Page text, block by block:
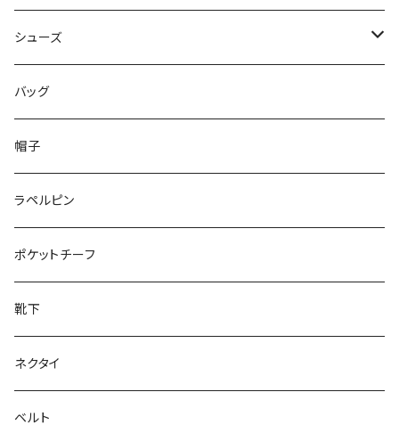
50/XL～
48/L
50/XL～
46/M
48/L
50/XL～
～44/S
46/M
48/L
50/XL～
シューズ
～25.5cm
26cm～
27cm～
28cm～
バッグ
帽子
ラペルピン
ポケットチーフ
靴下
ネクタイ
ベルト